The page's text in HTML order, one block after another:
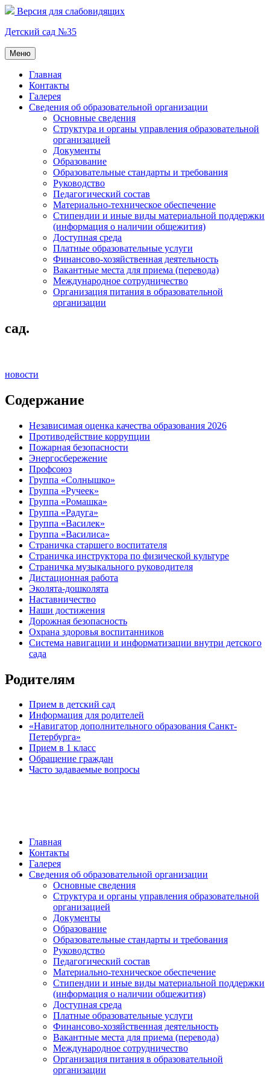
Перейти
содержимому
Версия для слабовидящих
Детский сад №35
Меню
Главная
Контакты
Галерея
Сведения об образовательной организации
Основные сведения
Структура и органы управления образовательной
организацией
Документы
Образование
Образовательные стандарты и требования
Руководство
Педагогический состав
Материально-техническое обеспечение
Стипендии и иные виды материальной поддержки
(информация о наличии общежития)
Доступная среда
Платные образовательные услуги
Финансово-хозяйственная деятельность
Вакантные места для приема (перевода)
Международное сотрудничество
Организация питания в образовательной
организации
сад.
новости
Содержание
Независимая оценка качества образования 2026
Противодействие коррупции
Пожарная безопасности
Энергосбережение
Профсоюз
Группа «Солнышко»
Группа «Ручеек»
Группа «Ромашка»
Группа «Радуга»
Группа «Василек»
Группа «Василиса»
Страничка старшего воспитателя
Страничка инструктора по физической культуре
Страничка музыкального руководителя
Дистационная работа
Эколята-дошколята
Наставничество
Наши достижения
Дорожная безопасность
Охрана здоровья воспитанников
Система навигации и информатизации внутри детского
сада
Родителям
Прием в детский сад
Информация для родителей
«Навигатор дополнительного образования Санкт-
Петербурга»
Прием в 1 класс
Обращение граждан
Часто задаваемые вопросы
Главная
Контакты
Галерея
Сведения об образовательной организации
Основные сведения
Структура и органы управления образовательной
организацией
Документы
Образование
Образовательные стандарты и требования
Руководство
Педагогический состав
Материально-техническое обеспечение
Стипендии и иные виды материальной поддержки
(информация о наличии общежития)
Доступная среда
Платные образовательные услуги
Финансово-хозяйственная деятельность
Вакантные места для приема (перевода)
Международное сотрудничество
Организация питания в образовательной
организации